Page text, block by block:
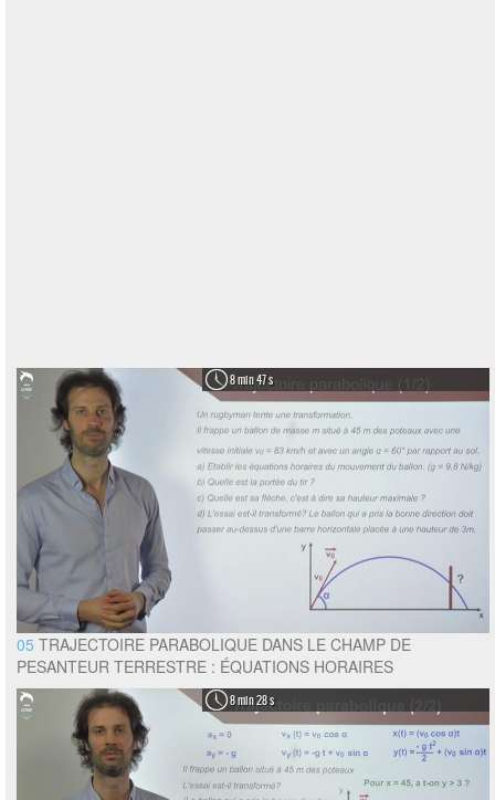
8 min 47 s
05 TRAJECTOIRE PARABOLIQUE DANS LE CHAMP DE
PESANTEUR TERRESTRE : ÉQUATIONS HORAIRES
8 min 28 s